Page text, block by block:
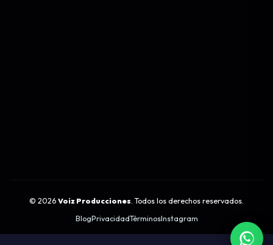
© 2026 Voiz Producciones . Todos los derechos reservados.
BlogPrivacidadTérminosInstagram